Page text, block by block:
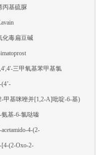
丙基硫脲
化毒扁豆碱
三甲氧基苯甲基氯
(4’-
甲基咪唑并[1,2-A]吡啶-6-基)
氨基-6-氯哒嗪
acetamido-4-(2-
acid
[4-(2-Oxo-2-